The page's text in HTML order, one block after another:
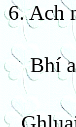
6. Ach
Bhí